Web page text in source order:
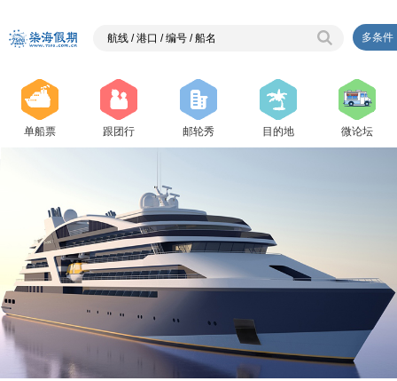
多条件
单船票 跟团行 邮轮秀 目的地 微论坛